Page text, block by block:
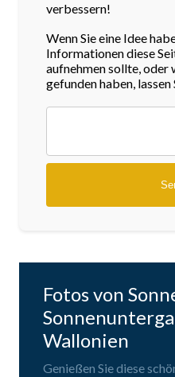
verbessern!
Wenn Sie eine Idee
Informationen diese
aufnehmen sollte, oder
gefunden haben,
Fotos von
Wallonien
Genießen Sie diese